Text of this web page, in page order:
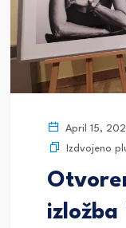
April 15,
Izdvojeno
izložba